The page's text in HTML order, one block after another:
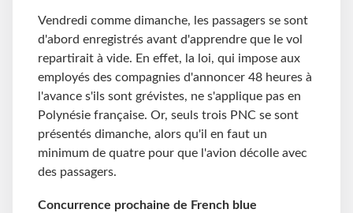
Vendredi comme dimanche, les passagers se sont
d'abord enregistrés avant d'apprendre que le vol
repartirait à vide. En effet, la loi, qui impose aux
employés des compagnies d'annoncer 48 heures à
l'avance s'ils sont grévistes, ne s'applique pas en
Polynésie française. Or, seuls trois PNC se sont
présentés dimanche, alors qu'il en faut un
minimum de quatre pour que l'avion décolle avec
des passagers.
Concurrence prochaine de French blue